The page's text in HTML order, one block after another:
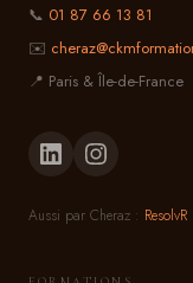
📞 01 87 66 13 81
✉️
📍 Paris & Île-de-France
Aussi par Cheraz : ResolvR